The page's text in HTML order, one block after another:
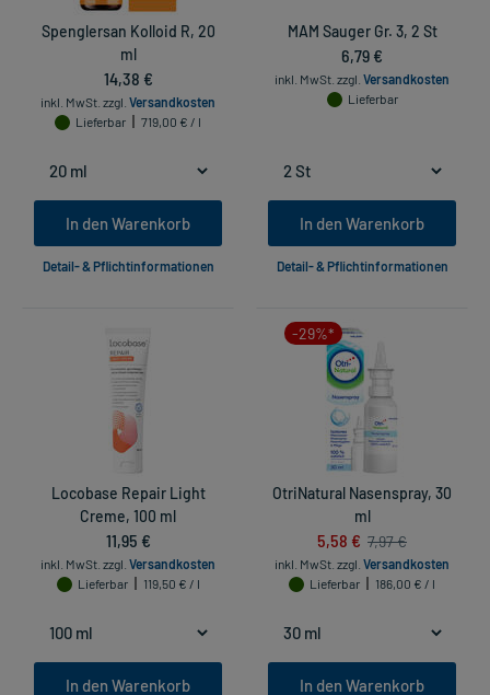
Spenglersan Kolloid R, 20
ml
14,38 €
inkl. MwSt. zzgl. Versandkosten
Lieferbar
719,00 € / l
In den Warenkorb
Detail- & Pflichtinformationen
MAM Sauger Gr. 3, 2 St
6,79 €
inkl. MwSt. zzgl. Versandkosten
Lieferbar
In den Warenkorb
Detail- & Pflichtinformationen
Locobase Repair Light
Creme, 100 ml
11,95 €
inkl. MwSt. zzgl. Versandkosten
Lieferbar
119,50 € / l
In den Warenkorb
-29%*
OtriNatural Nasenspray, 30
ml
5,58 € 7,97 €
inkl. MwSt. zzgl. Versandkosten
Lieferbar
186,00 € / l
In den Warenkorb